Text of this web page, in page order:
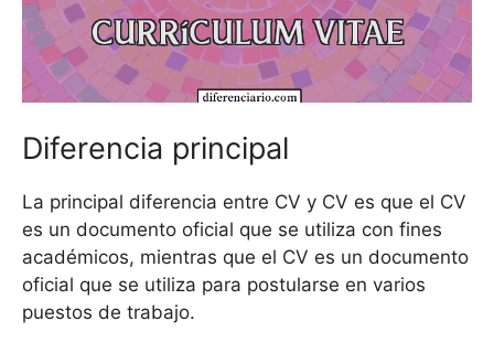
Diferencia principal
La principal diferencia entre CV y ​​CV es que el CV
es un documento oficial que se utiliza con fines
académicos, mientras que el CV es un documento
oficial que se utiliza para postularse en varios
puestos de trabajo.